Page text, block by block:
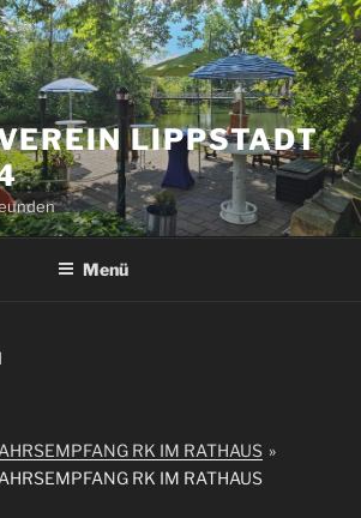
LIPPSTADT
Menü
RK IM RATHAUS »
RK IM RATHAUS